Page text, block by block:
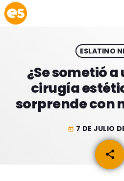
EMISIÓN LA PAZ
EMISIÓN COCHABAMBA
ESLATINO
¿Se sometió
cirugía
sorprende con
today 7 DE JULIO
share
email